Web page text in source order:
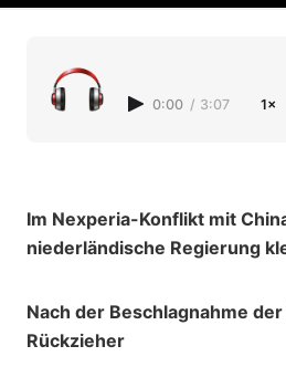
0:00 / 3:07 1×
Im Nexperia-Konflikt mit
niederländische Regierung
Nach der Beschlagnahme
Rückzieher